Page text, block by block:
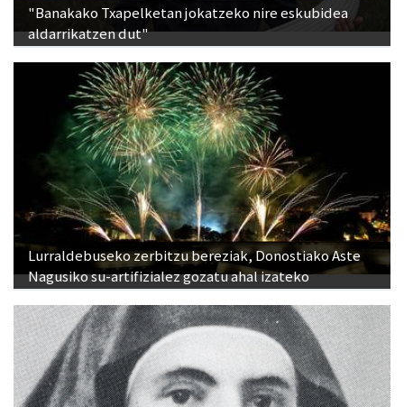
"Banakako Txapelketan jokatzeko nire eskubidea
aldarrikatzen dut"
Lurraldebuseko zerbitzu bereziak, Donostiako Aste
Nagusiko su-artifizialez gozatu ahal izateko